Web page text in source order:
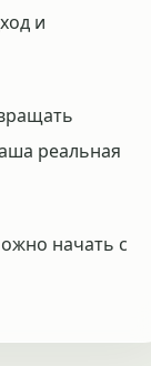
и
реальная
начать с